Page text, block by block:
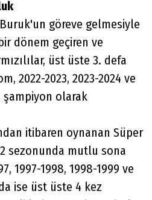
göreve gelmesiyle
dönem geçiren ve
üst üste 3. defa
2022-2023, 2023-2024 ve
şampiyon olarak
itibaren oynanan Süper
sezonunda mutlu sona
1997-1998, 1998-1999 ve
ise üst üste 4 kez